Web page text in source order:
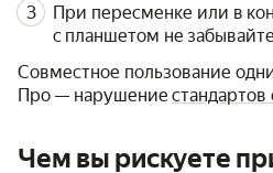
При пересменке или в
с планшетом не
Совместное пользование
Про — нарушение стандартов
Чем вы рискуете